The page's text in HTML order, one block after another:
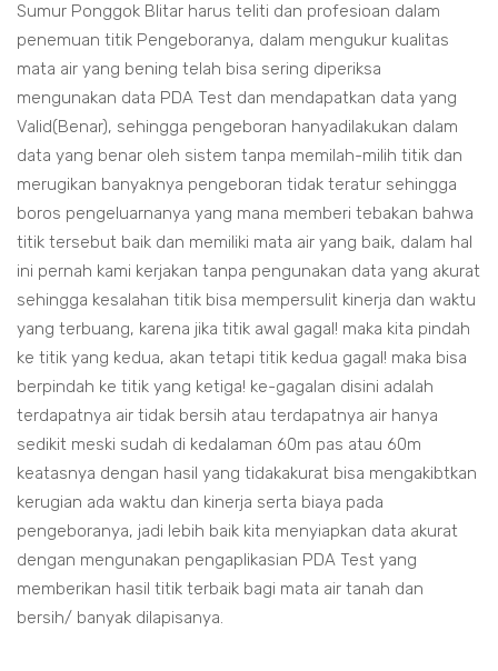
Sumur Ponggok Blitar harus teliti dan profesioan dalam
penemuan titik Pengeboranya, dalam mengukur kualitas
mata air yang bening telah bisa sering diperiksa
mengunakan data PDA Test dan mendapatkan data yang
Valid(Benar), sehingga pengeboran hanyadilakukan dalam
data yang benar oleh sistem tanpa memilah-milih titik dan
merugikan banyaknya pengeboran tidak teratur sehingga
boros pengeluarnanya yang mana memberi tebakan bahwa
titik tersebut baik dan memiliki mata air yang baik, dalam hal
ini pernah kami kerjakan tanpa pengunakan data yang akurat
sehingga kesalahan titik bisa mempersulit kinerja dan waktu
yang terbuang, karena jika titik awal gagal! maka kita pindah
ke titik yang kedua, akan tetapi titik kedua gagal! maka bisa
berpindah ke titik yang ketiga! ke-gagalan disini adalah
terdapatnya air tidak bersih atau terdapatnya air hanya
sedikit meski sudah di kedalaman 60m pas atau 60m
keatasnya dengan hasil yang tidakakurat bisa mengakibtkan
kerugian ada waktu dan kinerja serta biaya pada
pengeboranya, jadi lebih baik kita menyiapkan data akurat
dengan mengunakan pengaplikasian PDA Test yang
memberikan hasil titik terbaik bagi mata air tanah dan
bersih/ banyak dilapisanya.